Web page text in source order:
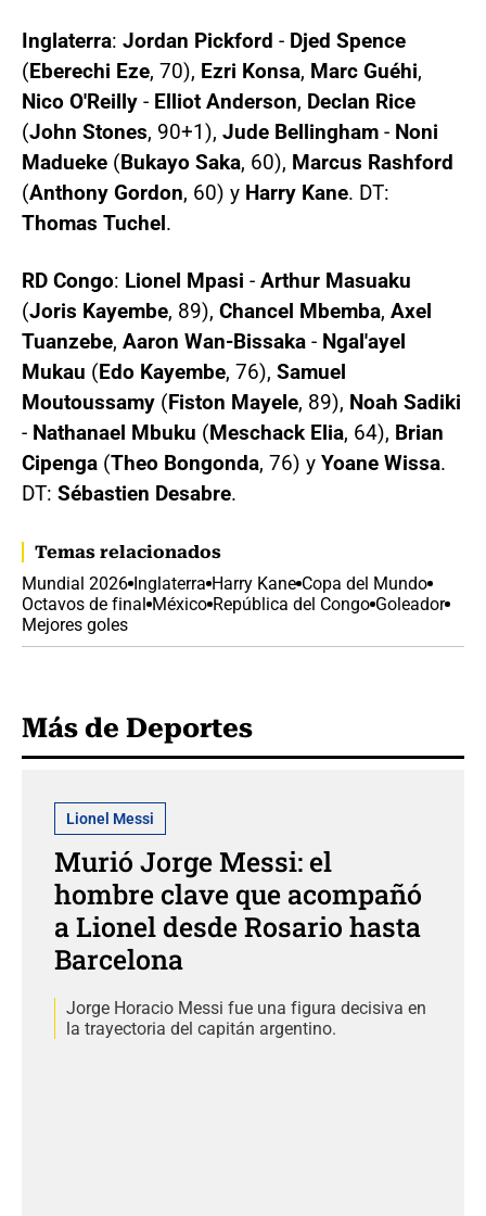
Inglaterra: Jordan Pickford - Djed Spence
(Eberechi Eze, 70), Ezri Konsa, Marc Guéhi,
Nico O'Reilly - Elliot Anderson, Declan Rice
(John Stones, 90+1), Jude Bellingham - Noni
Madueke (Bukayo Saka, 60), Marcus Rashford
(Anthony Gordon, 60) y Harry Kane. DT:
Thomas Tuchel.
RD Congo: Lionel Mpasi - Arthur Masuaku
(Joris Kayembe, 89), Chancel Mbemba, Axel
Tuanzebe, Aaron Wan-Bissaka - Ngal'ayel
Mukau (Edo Kayembe, 76), Samuel
Moutoussamy (Fiston Mayele, 89), Noah Sadiki
- Nathanael Mbuku (Meschack Elia, 64), Brian
Cipenga (Theo Bongonda, 76) y Yoane Wissa.
DT: Sébastien Desabre.
Temas relacionados
Mundial 2026 Inglaterra Harry Kane Copa del Mundo
Octavos de final México República del Congo Goleador
Mejores goles
Más de Deportes
Lionel Messi
Murió Jorge Messi: el
hombre clave que acompañó
a Lionel desde Rosario hasta
Barcelona
Jorge Horacio Messi fue una figura decisiva en
la trayectoria del capitán argentino.